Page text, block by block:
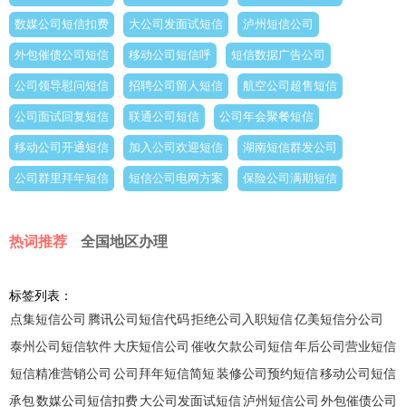
数媒公司短信扣费 大公司发面试短信 泸州短信公司
外包催债公司短信 移动公司短信呼 短信数据广告公司
公司领导慰问短信 招聘公司留人短信 航空公司超售短信
公司面试回复短信 联通公司短信 公司年会聚餐短信
移动公司开通短信 加入公司欢迎短信 湖南短信群发公司
公司群里拜年短信 短信公司电网方案 保险公司满期短信
热词推荐 全国地区办理
标签列表：
点集短信公司 腾讯公司短信代码拒绝公司入职短信亿美短信分公司
泰州公司短信软件 大庆短信公司 催收欠款公司短信年后公司营业短信
短信精准营销公司 公司拜年短信简短 装修公司预约短信移动公司短信
承包数媒公司短信扣费 大公司发面试短信泸州短信公司 外包催债公司